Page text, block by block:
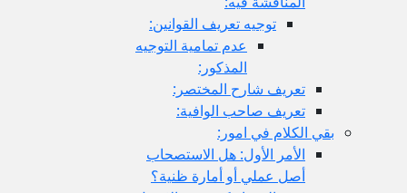
توجيه تعريف القوانين:
عدم تمامية التوجيه
المذكور:
تعريف شارح المختصر:
تعريف صاحب الوافية:
بقي الكلام في امور:
الأمر الأول: هل الاستصحاب
أصل عملي أو أمارة ظنية؟